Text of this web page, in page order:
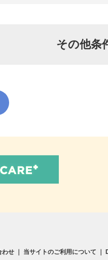
その他条
わせ 当サイトのご利用について